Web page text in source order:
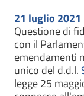
21 luglio 2021
Questione di
con il
emendamenti
unico del d.d.l.
legge 25